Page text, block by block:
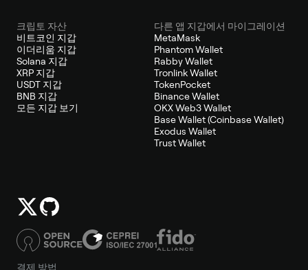
크립토 자산
비트코인 지갑
이더리움 지갑
Solana 지갑
XRP 지갑
USDT 지갑
BNB 지갑
모든 지갑 보기
다른 앱 지갑에서 마이그레이션
MetaMask
Phantom Wallet
Rabby Wallet
Tronlink Wallet
TokenPocket
Binance Wallet
OKX Web3 Wallet
Base Wallet (Coinbase Wallet)
Exodus Wallet
Trust Wallet
결제 방법